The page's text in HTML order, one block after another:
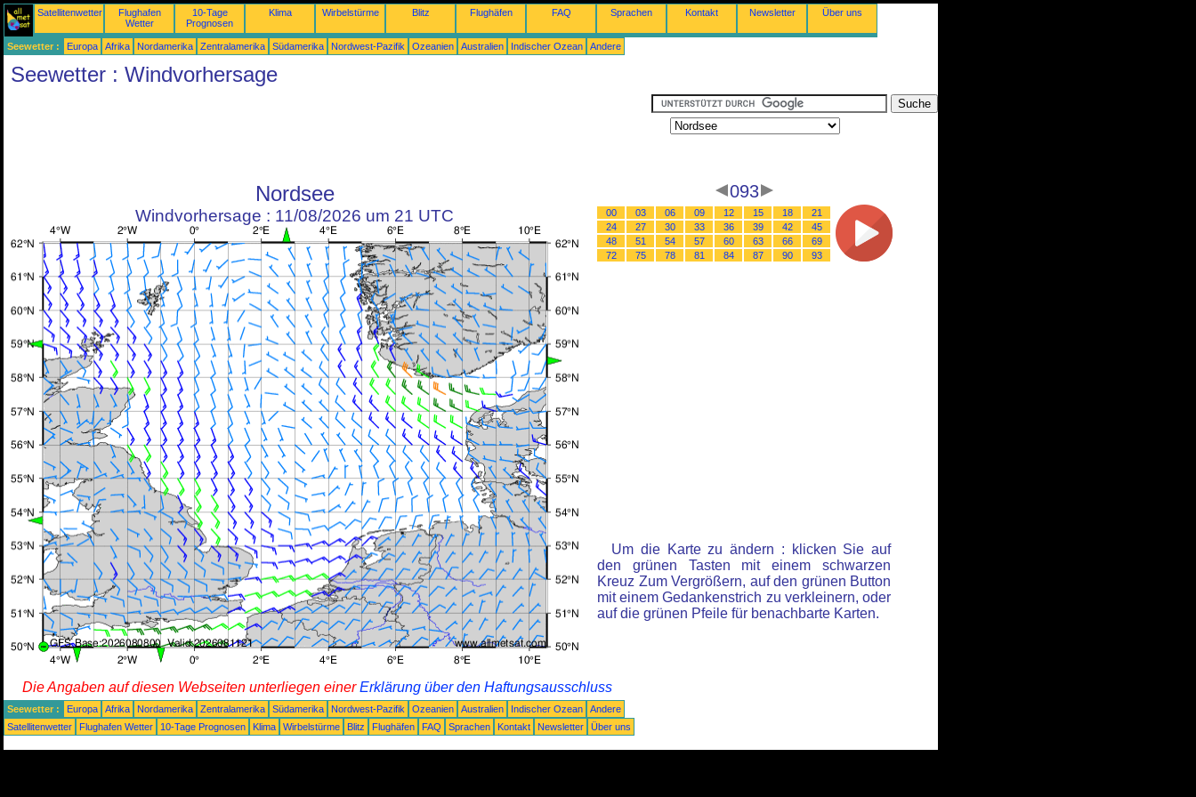
Satellitenwetter
Flughafen
Wetter
10-Tage
Prognosen
Klima Wirbelstürme Blitz Flughäfen FAQ Sprachen Kontakt Newsletter Über uns
Seewetter : Europa Afrika Nordamerika Zentralamerika Südamerika Nordwest-Pazifik Ozeanien Australien Indischer Ozean Andere
Seewetter : Windvorhersage
Nordsee
Windvorhersage : 11/08/2026 um 21 UTC
093
00 03 06 09 12 15 18
21
24
27 30 33 36 39 42
45
48
51 54 57 60 63 66
69
72
75 78 81 84 87 90 93
Um die Karte zu ändern : klicken Sie auf
den grünen Tasten mit einem schwarzen
Kreuz Zum Vergrößern, auf den grünen Button
mit einem Gedankenstrich zu verkleinern, oder
auf die grünen Pfeile für benachbarte Karten.
Die Angaben auf diesen Webseiten unterliegen einerErklärung über den Haftungsausschluss
Seewetter : Europa Afrika Nordamerika Zentralamerika Südamerika Nordwest-Pazifik Ozeanien Australien Indischer Ozean
Andere
Satellitenwetter
Flughafen Wetter 10-Tage Prognosen Klima Wirbelstürme Blitz Flughäfen FAQ Sprachen Kontakt Newsletter Über uns